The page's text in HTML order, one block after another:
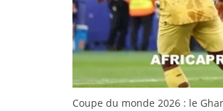
Coupe du monde 2026 : le